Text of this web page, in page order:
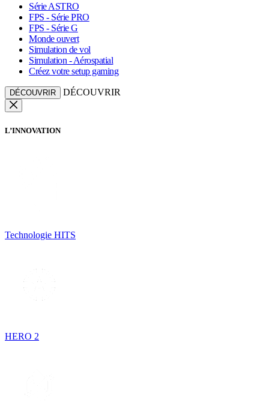
Série ASTRO
FPS - Série PRO
FPS - Série G
Monde ouvert
Simulation de vol
Simulation - Aérospatial
Créez votre setup gaming
DÉCOUVRIR DÉCOUVRIR
L’INNOVATION
Technologie HITS
HERO 2